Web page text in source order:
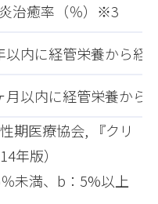
治癒率（％）※3
以内に経管栄養から経
月以内に経管栄養から
期医療協会, 『クリ
年版）
未満、b：5%以上